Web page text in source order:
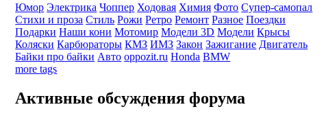
Юмор Электрика Чоппер Ходовая Химия Фото Супер-самопал
Стихи и проза Стиль Рожи Ретро Ремонт Разное Поездки
Подарки Наши кони Мотомир Модели 3D Модели Крысы
Коляски Карбюраторы КМЗ ИМЗ Закон Зажигание Двигатель
Байки про байки Авто oppozit.ru Honda BMW
more tags
Активные обсуждения форума